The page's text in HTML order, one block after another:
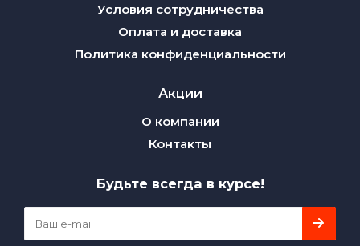
Условия сотрудничества
Оплата и доставка
Политика конфиденциальности
Акции
О компании
Контакты
Будьте всегда в курсе!